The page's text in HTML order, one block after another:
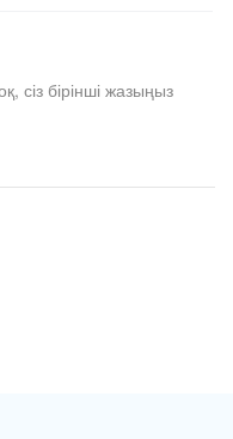
сіз бірінші жазыңыз